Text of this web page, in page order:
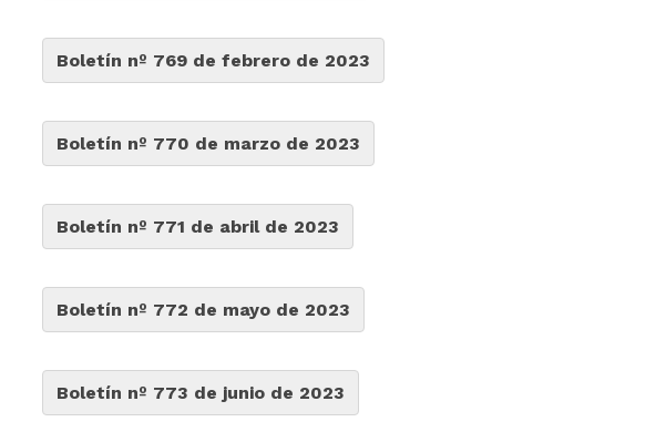
Boletín nº 769 de febrero de 2023
Boletín nº 770 de marzo de 2023
Boletín nº 771 de abril de 2023
Boletín nº 772 de mayo de 2023
Boletín nº 773 de junio de 2023